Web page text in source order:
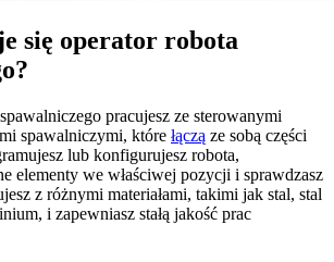
się operator robota
pracujesz ze sterowanymi
spawalniczymi, które łączą ze sobą części
lub konfigurujesz robota,
elementy we właściwej pozycji i sprawdzasz
z różnymi materiałami, takimi jak stal, stal
i zapewniasz stałą jakość prac